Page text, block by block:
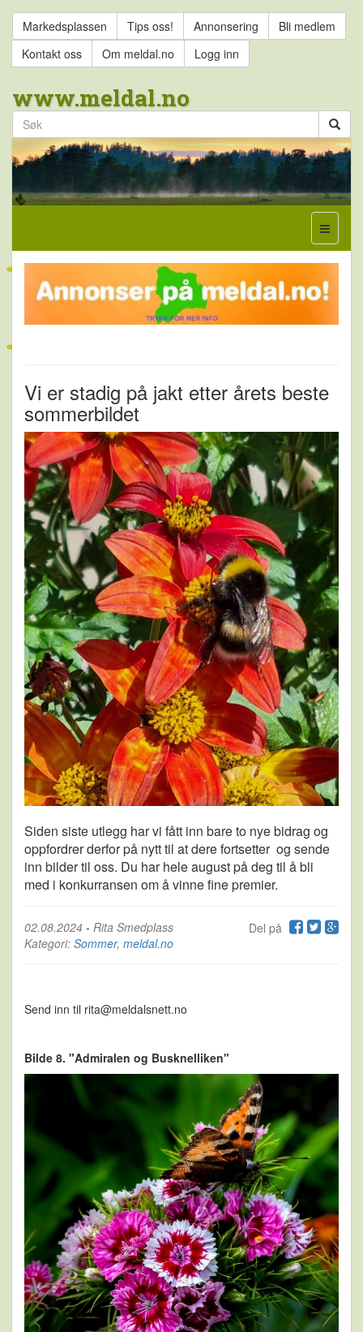
Markedsplassen Tips oss! Annonsering
Bli medlem
Kontakt oss
Om meldal.no Logg inn
www.meldal.no
Vi er stadig på jakt etter årets beste
sommerbildet
Siden siste utlegg har vi fått inn bare to nye bidrag og
oppfordrer derfor på nytt til at dere fortsetter og sende
inn bilder til oss. Du har hele august på deg til å bli
med i konkurransen om å vinne fine premier.
Del på
02.08.2024 - Rita Smedplass
Kategori: Sommer, meldal.no
Send inn til rita@meldalsnett.no
Bilde 8. "Admiralen og Busknelliken"